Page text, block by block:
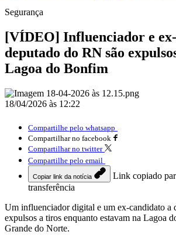
Segurança
[VÍDEO] Influenciador e
deputado do RN são
Lagoa do Bonfim
18/04/2026 às 12:22
Compartilhe pelo whatsapp
Compartilhar no facebook
Compartilhar no twitter
Compartilhe pelo email
Copiar link da notícia
Link copiado
transferência
Um influenciador digital e um ex-candidato a
expulsos a tiros enquanto estavam na Lagoa
Grande do Norte.